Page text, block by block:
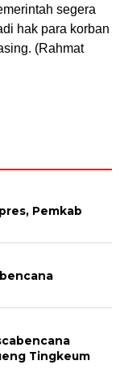
segera
hak para korban
(Rahmat
Pemkab
Tingkeum